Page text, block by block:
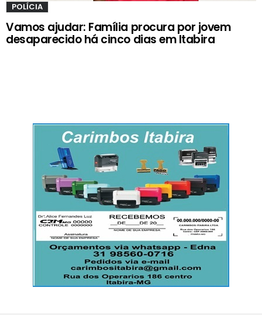
POLÍCIA
Vamos ajudar: Família procura por jovem
desaparecido há cinco dias em Itabira